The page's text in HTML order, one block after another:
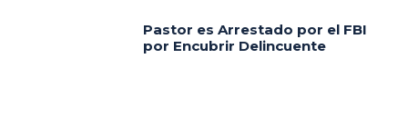
Pastor es Arrestado por el FBI
por Encubrir Delincuente